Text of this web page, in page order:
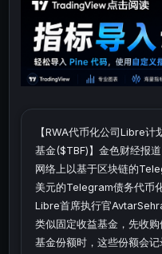
【RWA代币化公司Libre
基金($TBF)】金色财经报
网络上以基于区块链的
美元的Telegram债务代币化
Libre首席执行官
类似固定收益基金，先收
基金份额时，这些份额会